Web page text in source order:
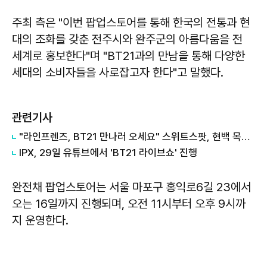
주최 측은 "이번 팝업스토어를 통해 한국의 전통과 현
대의 조화를 갖춘 전주시와 완주군의 아름다움을 전
세계로 홍보한다"며 "BT21과의 만남을 통해 다양한
세대의 소비자들을 사로잡고자 한다"고 말했다.
관련기사
"라인프렌즈, BT21 만나러 오세요" 스위트스팟, 현백 목동점 팝업스토어 운영
IPX, 29일 유튜브에서 'BT21 라이브쇼' 진행
완전채 팝업스토어는 서울 마포구 홍익로6길 23에서
오는 16일까지 진행되며, 오전 11시부터 오후 9시까
지 운영한다.